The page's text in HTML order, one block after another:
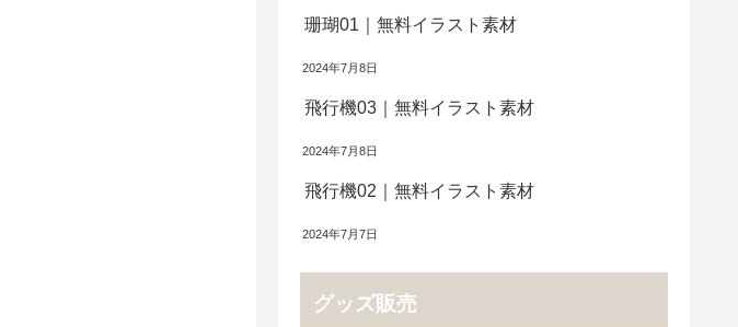
珊瑚01｜無料イラスト素材
2024年7月8日
飛行機03｜無料イラスト素材
2024年7月8日
飛行機02｜無料イラスト素材
2024年7月7日
グッズ販売